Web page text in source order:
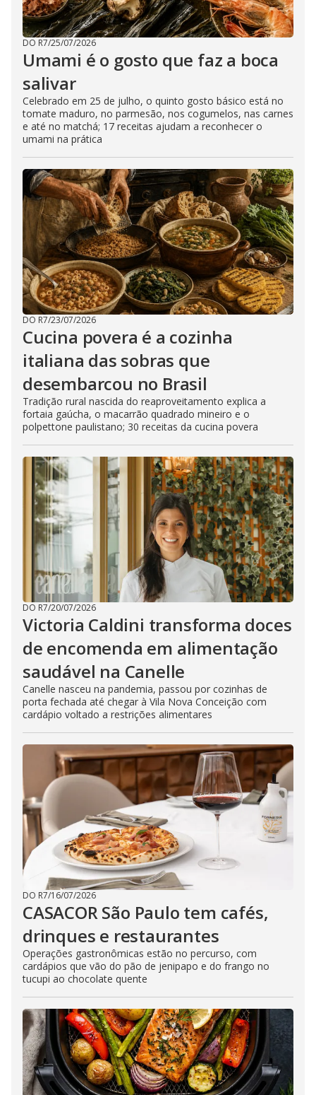
DO R7/25/07/2026
Umami é o gosto que faz a boca
salivar
Celebrado em 25 de julho, o quinto gosto básico está no
tomate maduro, no parmesão, nos cogumelos, nas carnes
e até no matchá; 17 receitas ajudam a reconhecer o
umami na prática
DO R7/23/07/2026
Cucina povera é a cozinha
italiana das sobras que
desembarcou no Brasil
Tradição rural nascida do reaproveitamento explica a
fortaia gaúcha, o macarrão quadrado mineiro e o
polpettone paulistano; 30 receitas da cucina povera
DO R7/20/07/2026
Victoria Caldini transforma doces
de encomenda em alimentação
saudável na Canelle
Canelle nasceu na pandemia, passou por cozinhas de
porta fechada até chegar à Vila Nova Conceição com
cardápio voltado a restrições alimentares
DO R7/16/07/2026
CASACOR São Paulo tem cafés,
drinques e restaurantes
Operações gastronômicas estão no percurso, com
cardápios que vão do pão de jenipapo e do frango no
tucupi ao chocolate quente